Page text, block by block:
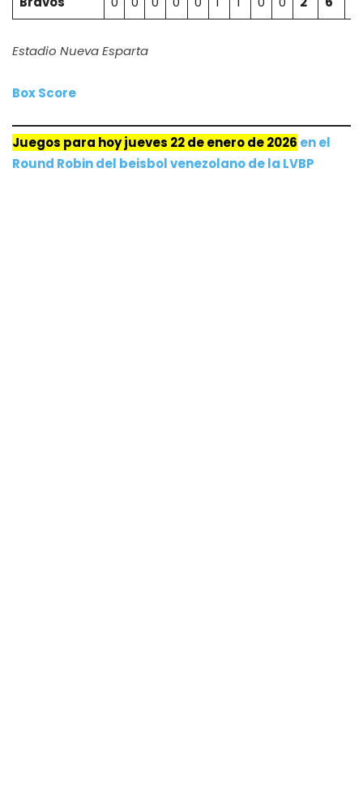
Estadio Nueva Esparta
Box Score
Juegos para hoy jueves 22 de enero de 2026 enel
Round Robin del beisbol venezolano de la LVBP